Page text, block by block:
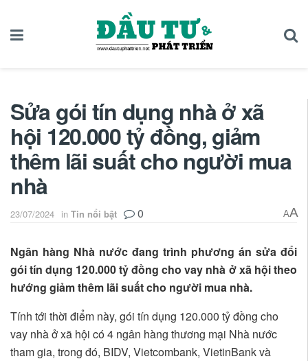
Sửa gói tín dụng nhà ở xã
hội 120.000 tỷ đồng, giảm
thêm lãi suất cho người mua
nhà
23/07/2024 in Tin nổi bật 0 AA
Ngân hàng Nhà nước đang trình phương án sửa đổi
gói tín dụng 120.000 tỷ đồng cho vay nhà ở xã hội theo
hướng giảm thêm lãi suất cho người mua nhà.
Tính tới thời điểm này, gói tín dụng 120.000 tỷ đồng cho
vay nhà ở xã hội có 4 ngân hàng thương mại Nhà nước
tham gia, trong đó, BIDV, Vietcombank, VietinBank và